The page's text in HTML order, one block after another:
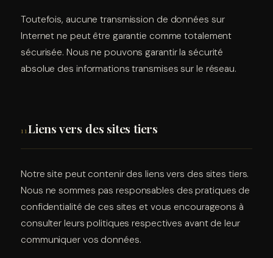
Toutefois, aucune transmission de données sur
Internet ne peut être garantie comme totalement
sécurisée. Nous ne pouvons garantir la sécurité
absolue des informations transmises sur le réseau.
11Liens vers des sites tiers
Notre site peut contenir des liens vers des sites tiers.
Nous ne sommes pas responsables des pratiques de
confidentialité de ces sites et vous encourageons à
consulter leurs politiques respectives avant de leur
communiquer vos données.